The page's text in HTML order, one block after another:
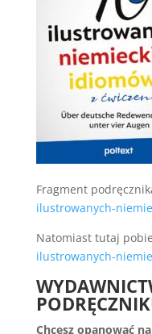
Fragment
ilustrowanych-
Natomiast tutaj
ilustrowanych-
Chcesz opanować